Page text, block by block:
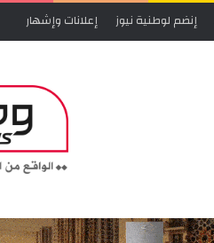
إنضم لوطنية نيوز إعلانات وإشهار